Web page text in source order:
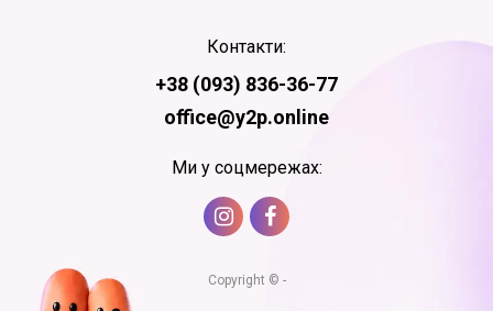
Контакти:
+38 (093) 836-36-77
office@y2p.online
Ми у соцмережах:
Copyright © -